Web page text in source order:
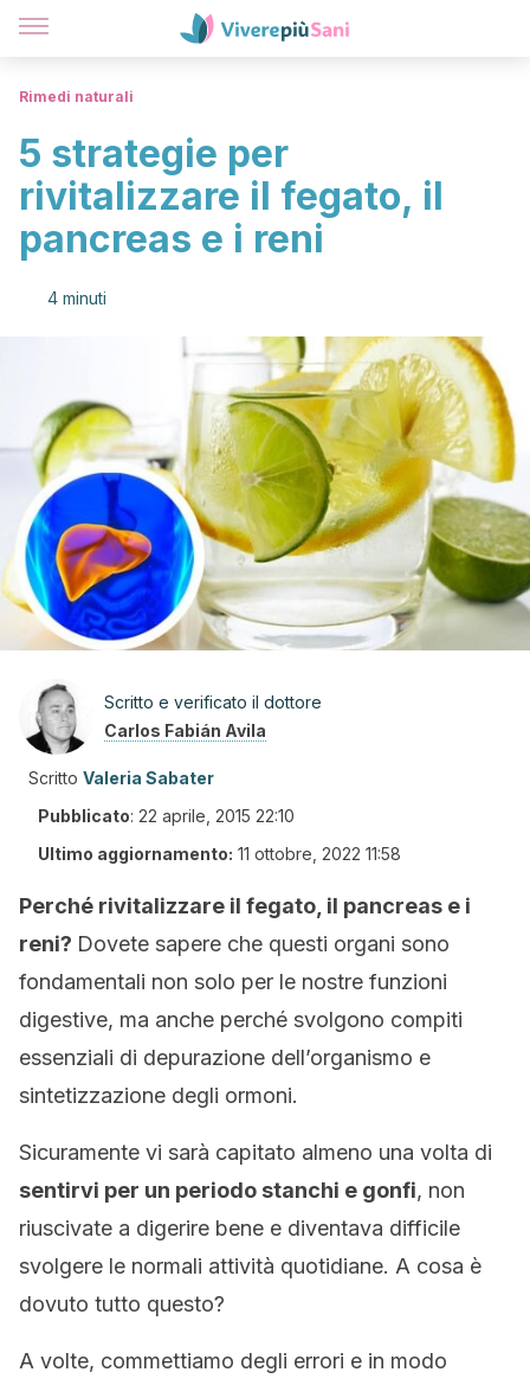
Rimedi naturali
5 strategie per
rivitalizzare il fegato, il
pancreas e i reni
4 minuti
Scritto e verificato il dottore
Carlos Fabián Avila
Scritto Valeria Sabater
Pubblicato: 22 aprile, 2015 22:10
Ultimo aggiornamento: 11 ottobre, 2022 11:58
Perché rivitalizzare il fegato, il pancreas e i
reni? Dovete sapere che questi organi sono
fondamentali non solo per le nostre funzioni
digestive, ma anche perché svolgono compiti
essenziali di depurazione dell’organismo e
sintetizzazione degli ormoni.
Sicuramente vi sarà capitato almeno una volta di
sentirvi per un periodo stanchi e gonfi, non
riuscivate a digerire bene e diventava difficile
svolgere le normali attività quotidiane. A cosa è
dovuto tutto questo?
A volte, commettiamo degli errori e in modo